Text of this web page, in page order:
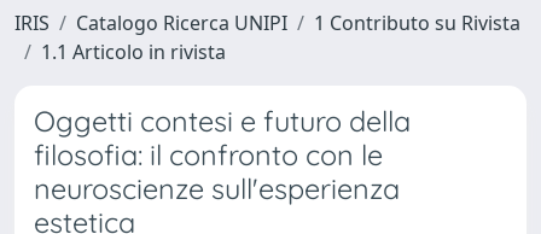
IRIS Catalogo Ricerca UNIPI
1 Contributo su Rivista
1.1 Articolo in rivista
Oggetti contesi e futuro della
filosofia: il confronto con le
neuroscienze sull'esperienza
estetica